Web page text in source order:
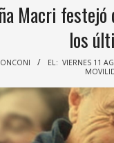
Macri
los
EL: VIERNES 11